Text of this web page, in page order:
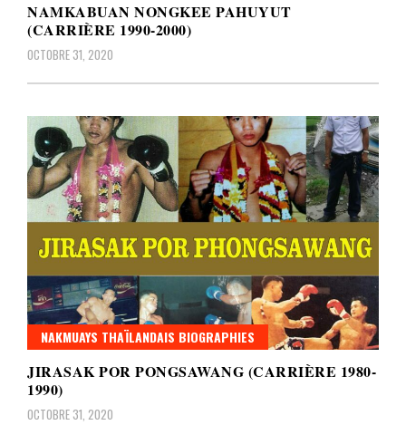
NAMKABUAN NONGKEE PAHUYUT
(CARRIÈRE 1990-2000)
OCTOBRE 31, 2020
NAKMUAYS THAÏLANDAIS BIOGRAPHIES
JIRASAK POR PONGSAWANG (CARRIÈRE 1980-
1990)
OCTOBRE 31, 2020